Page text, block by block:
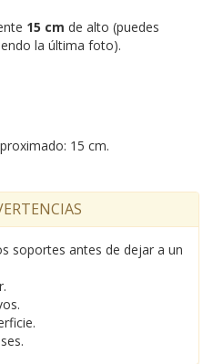
15 cm de alto (puedes
la última foto).
15 cm.
soportes antes de dejar a un